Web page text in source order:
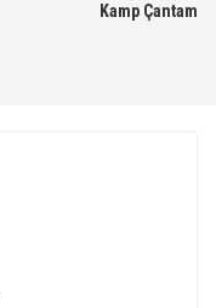
Kamp Çantam